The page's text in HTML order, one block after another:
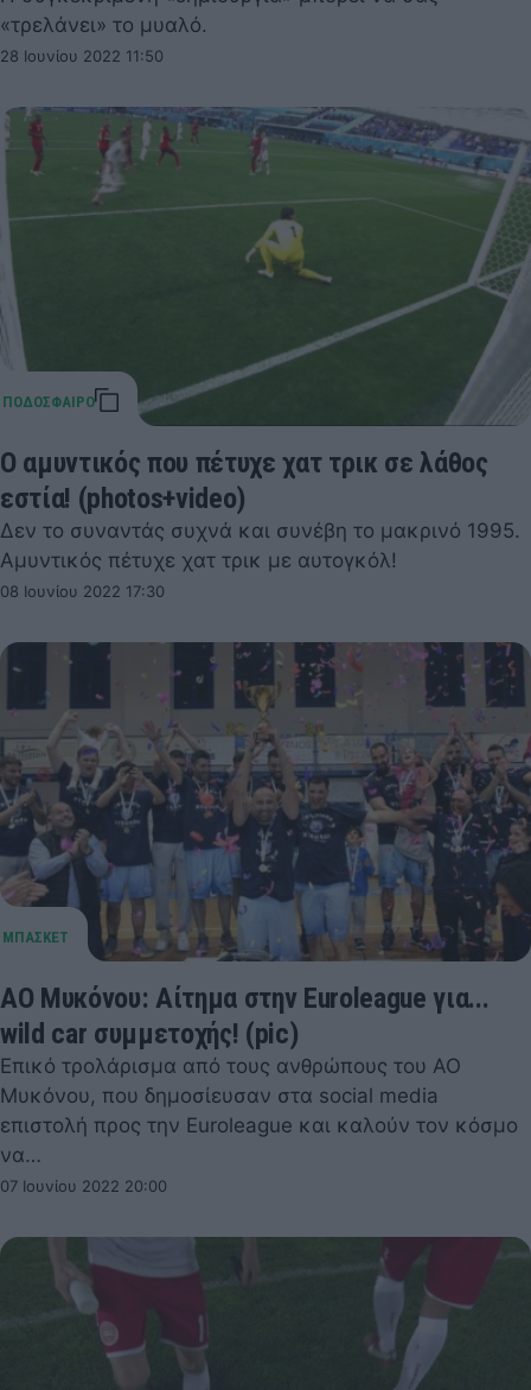
«τρελάνει» το μυαλό.
28 Ιουνίου 2022 11:50
Ο αμυντικός που πέτυχε χατ τρικ σε λάθος
εστία! (photos+video)
Δεν το συναντάς συχνά και συνέβη το μακρινό 1995.
Αμυντικός πέτυχε χατ τρικ με αυτογκόλ!
08 Ιουνίου 2022 17:30
ΑΟ Μυκόνου: Αίτημα στην Euroleague για...
wild car συμμετοχής! (pic)
Επικό τρολάρισμα από τους ανθρώπους του ΑΟ
Μυκόνου, που δημοσίευσαν στα social media
επιστολή προς την Euroleague και καλούν τον κόσμο
να…
07 Ιουνίου 2022 20:00